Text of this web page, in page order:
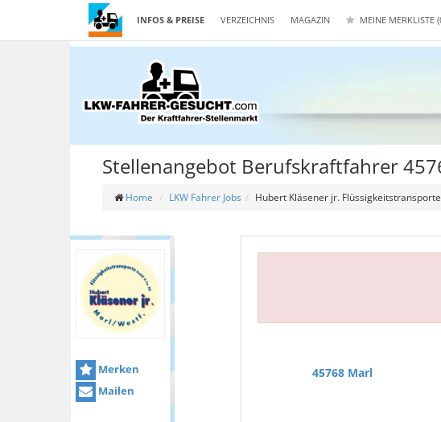
INFOS & PREISE VERZEICHNIS MAGAZIN MEINE MERKLISTE
Stellenangebot Berufskraftfahrer
Home LKW Fahrer Jobs Hubert Kläsener jr.
Merken
Mailen
45768 Marl